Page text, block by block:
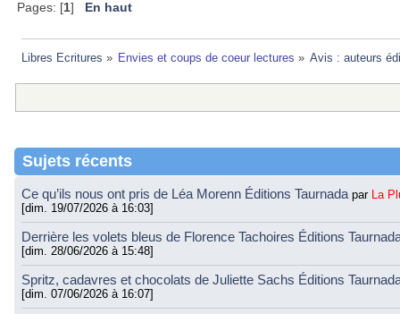
Pages: [1] En haut
Libres Ecritures » Envies et coups de coeur lectures » Avis : auteurs
Sujets récents
Ce qu’ils nous ont pris de Léa Morenn Éditions Taurnada par La
[dim. 19/07/2026 à 16:03]
Derrière les volets bleus de Florence Tachoires Éditions
[dim. 28/06/2026 à 15:48]
Spritz, cadavres et chocolats de Juliette Sachs Éditions
[dim. 07/06/2026 à 16:07]